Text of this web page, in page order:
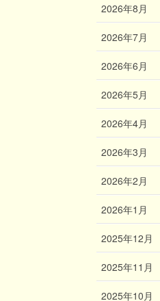
2026年8月
2026年7月
2026年6月
2026年5月
2026年4月
2026年3月
2026年2月
2026年1月
2025年12月
2025年11月
2025年10月